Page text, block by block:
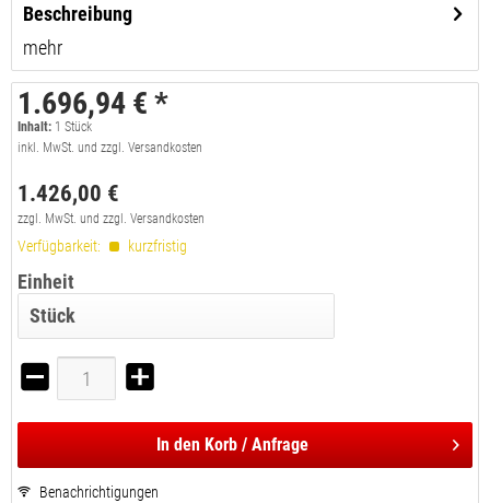
Beschreibung
mehr
1.696,94 € *
Inhalt: 1 Stück
inkl. MwSt. und zzgl. Versandkosten
1.426,00 €
zzgl. MwSt. und zzgl. Versandkosten
Verfügbarkeit: kurzfristig
Einheit
In den Korb / Anfrage
Benachrichtigungen